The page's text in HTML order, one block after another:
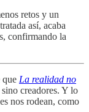
retos y un
así, acaba
confirmando la
que La realidad no
creadores. Y lo
nos rodean, como